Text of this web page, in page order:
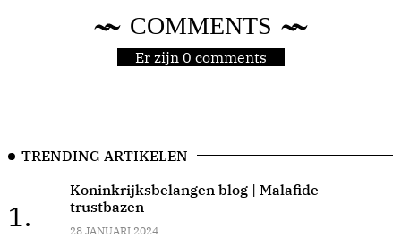
COMMENTS
Er zijn 0 comments
TRENDING ARTIKELEN
1.
Koninkrijksbelangen blog | Malafide
trustbazen
28 JANUARI 2024